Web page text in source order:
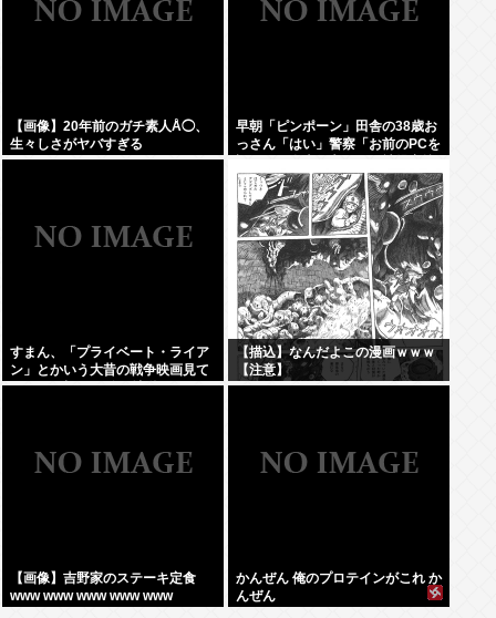
【画像】20年前のガチ素人Å◯、
生々しさがヤバすぎる
早朝「ピンポーン」田舎の38歳お
っさん「はい」警察「お前のPCを
取センターからの通報により児
ホ゜画像を発見、逮捕
すまん、「プライベート・ライア
ン」とかいう大昔の戦争映画見て
みたら最初の30分で地獄なんだ
【描込】なんだよこの漫画ｗｗｗ
【注意】
【画像】吉野家のステーキ定食
www www www www www
かんぜん 俺のプロテインがこれ か
んぜん